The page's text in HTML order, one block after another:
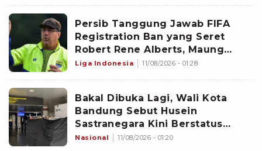
Persib Tanggung Jawab FIFA
Registration Ban yang Seret
Robert Rene Alberts, Maung
Bandung Selesaikan Bursa
Liga Indonesia 11/08/2026 - 01:28
Bakal Dibuka Lagi, Wali Kota
Bandung Sebut Husein
Sastranegara Kini Berstatus
Bandar Udara Internasional
Nasional 11/08/2026 - 01:20